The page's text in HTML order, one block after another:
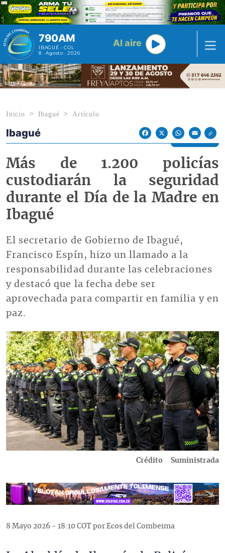
Pasar al contenido principal
790AM
IBAGUÉ - COL
8 · Agosto · 2026
Al aire
Inicio Ibagué Artículo
Econoticias y Eventos
Ibagué
FacebookX WhatsAppEmail
Más de 1.200 policías
custodiarán la seguridad
durante el Día de la Madre en
Ibagué
El secretario de Gobierno de Ibagué,
Francisco Espín, hizo un llamado a la
responsabilidad durante las celebraciones
y destacó que la fecha debe ser
aprovechada para compartir en familia y en
paz.
Imagen
Crédito Suministrada
8 Mayo 2026 - 18:10 COT por Ecos del Combeima